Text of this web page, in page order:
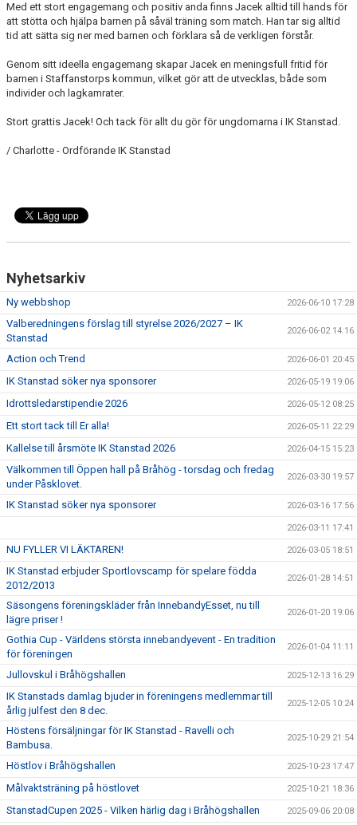
Med ett stort engagemang och positiv anda finns Jacek alltid till hands för
att stötta och hjälpa barnen på såväl träning som match. Han tar sig alltid
tid att sätta sig ner med barnen och förklara så de verkligen förstår.
Genom sitt ideella engagemang skapar Jacek en meningsfull fritid för
barnen i Staffanstorps kommun, vilket gör att de utvecklas, både som
individer och lagkamrater.
Stort grattis Jacek! Och tack för allt du gör för ungdomarna i IK Stanstad.
/ Charlotte - Ordförande IK Stanstad
Nyhetsarkiv
Ny webbshop 2026-06-10 17:28
Valberedningens förslag till styrelse 2026/2027 – IK
Stanstad
2026-06-02 14:16
Action och Trend 2026-06-01 20:45
IK Stanstad söker nya sponsorer 2026-05-19 19:06
Idrottsledarstipendie 2026 2026-05-12 08:25
Ett stort tack till Er alla! 2026-05-11 22:29
Kallelse till årsmöte IK Stanstad 2026 2026-04-15 15:23
Välkommen till Öppen hall på Bråhög - torsdag och fredag
under Påsklovet.
2026-03-30 19:57
IK Stanstad söker nya sponsorer 2026-03-16 17:56
2026-03-11 17:41
NU FYLLER VI LÄKTAREN! 2026-03-05 18:51
IK Stanstad erbjuder Sportlovscamp för spelare födda
2012/2013
2026-01-28 14:51
Säsongens föreningskläder från InnebandyEsset, nu till
lägre priser !
2026-01-20 19:06
Gothia Cup - Världens största innebandyevent - En tradition
för föreningen
2026-01-04 11:11
Jullovskul i Bråhögshallen 2025-12-13 16:29
IK Stanstads damlag bjuder in föreningens medlemmar till
årlig julfest den 8 dec.
2025-12-05 10:24
Höstens försäljningar för IK Stanstad - Ravelli och
Bambusa.
2025-10-29 21:54
Höstlov i Bråhögshallen 2025-10-23 17:47
Målvaktsträning på höstlovet 2025-10-21 18:36
StanstadCupen 2025 - Vilken härlig dag i Bråhögshallen 2025-09-06 20:08